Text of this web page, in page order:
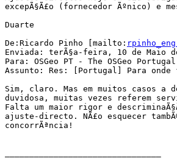
excepÃ§Ã£o (fornecedor Ãºnico) e
Duarte
De:Ricardo Pinho [mailto:
Enviada: terÃ§a-feira, 10 de Maio
Para: OSGeo PT - The OSGeo
Assunto: Res: [Portugal] Para
Sim, claro. Mas em muitos casos a
duvidosa, muitas vezes referem
Falta um maior rigor e
ajuste-directo. NÃ£o esquecer
concorrÃªncia!